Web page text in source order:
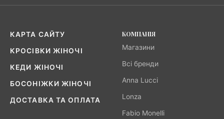
КАРТА САЙТУ
КРОСІВКИ ЖІНОЧІ
КЕДИ ЖІНОЧІ
БОСОНІЖКИ ЖІНОЧІ
ДОСТАВКА ТА ОПЛАТА
КОМПАНІЯ
Магазини
Всі бренди
Anna Lucci
Lonza
Fabio Monelli